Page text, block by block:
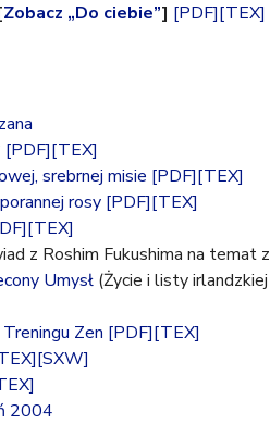
Zobacz „Do ciebie”] [PDF][TEX]
[PDF][TEX]
srebrnej misie [PDF][TEX]
rosy [PDF][TEX]
[TEX]
z Roshim Fukushima na temat
Umysł (Życie i listy
Zen [PDF][TEX]
[SXW]
2004